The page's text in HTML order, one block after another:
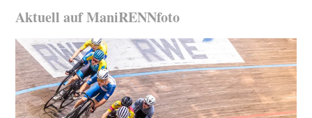
Aktuell auf ManiRENNfoto